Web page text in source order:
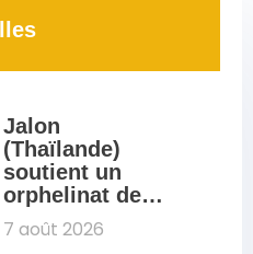
Jalon
(Thaïlande)
soutient un
orphelinat de
Pattaya dans le
cadre d'une
7 août 2026